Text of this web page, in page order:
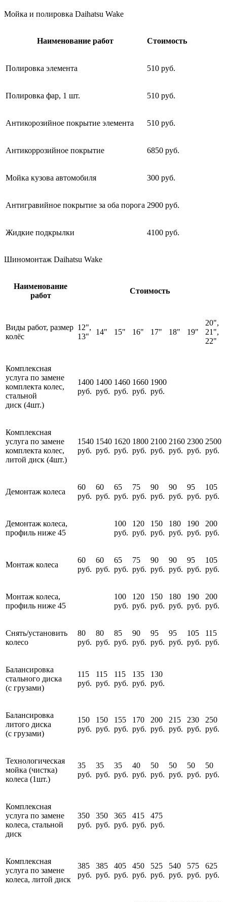
Мойка и полировка Daihatsu Wake
Наименование работ Стоимость
Полировка элемента 510 руб.
Полировка фар, 1 шт. 510 руб.
Антикорозийное покрытие элемента 510 руб.
Антикоррозийное покрытие 6850 руб.
Мойка кузова автомобиля 300 руб.
Антигравийное покрытие за оба порога 2900 руб.
Жидкие подкрылки 4100 руб.
Шиномонтаж Daihatsu Wake
Наименование
работ
Стоимость
Виды работ, размер
колёс
12",
13"
14" 15" 16" 17" 18" 19"
20",
21",
22"
Комплексная
услуга по замене
комплекта колес,
стальной
диск (4шт.)
1400
руб.
1400
руб.
1460
руб.
1660
руб.
1900
руб.
Комплексная
услуга по замене
комплекта колес,
литой диск (4шт.)
1540
руб.
1540
руб.
1620
руб.
1800
руб.
2100
руб.
2160
руб.
2300
руб.
2500
руб.
Демонтаж колеса
60
руб.
60
руб.
65
руб.
75
руб.
90
руб.
90
руб.
95
руб.
105
руб.
Демонтаж колеса,
профиль ниже 45
100
руб.
120
руб.
150
руб.
180
руб.
190
руб.
200
руб.
Монтаж колеса
60
руб.
60
руб.
65
руб.
75
руб.
90
руб.
90
руб.
95
руб.
105
руб.
Монтаж колеса,
профиль ниже 45
100
руб.
120
руб.
150
руб.
180
руб.
190
руб.
200
руб.
Снять/установить
колесо
80
руб.
80
руб.
85
руб.
90
руб.
95
руб.
95
руб.
105
руб.
115
руб.
Балансировка
стального диска
(с грузами)
115
руб.
115
руб.
115
руб.
135
руб.
130
руб.
Балансировка
литого диска
(с грузами)
150
руб.
150
руб.
155
руб.
170
руб.
200
руб.
215
руб.
230
руб.
250
руб.
Технологическая
мойка (чистка)
колеса (1шт.)
35
руб.
35
руб.
35
руб.
40
руб.
50
руб.
50
руб.
50
руб.
50
руб.
Комплексная
услуга по замене
колеса, стальной
диск
350
руб.
350
руб.
365
руб.
415
руб.
475
руб.
Комплексная
услуга по замене
колеса, литой диск
385
руб.
385
руб.
405
руб.
450
руб.
525
руб.
540
руб.
575
руб.
625
руб.